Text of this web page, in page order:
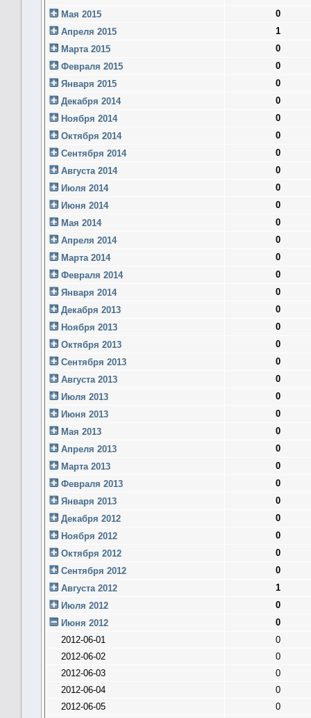
Мая 2015
0
Апреля 2015
1
Марта 2015
0
Февраля 2015
0
Января 2015
0
Декабря 2014
0
Ноября 2014
0
Октября 2014
0
Сентября 2014
0
Августа 2014
0
Июля 2014
0
Июня 2014
0
Мая 2014
0
Апреля 2014
0
Марта 2014
0
Февраля 2014
0
Января 2014
0
Декабря 2013
0
Ноября 2013
0
Октября 2013
0
Сентября 2013
0
Августа 2013
0
Июля 2013
0
Июня 2013
0
Мая 2013
0
Апреля 2013
0
Марта 2013
0
Февраля 2013
0
Января 2013
0
Декабря 2012
0
Ноября 2012
0
Октября 2012
0
Сентября 2012
0
Августа 2012
1
Июля 2012
0
Июня 2012
0
2012-06-01
0
2012-06-02
0
2012-06-03
0
2012-06-04
0
2012-06-05
0